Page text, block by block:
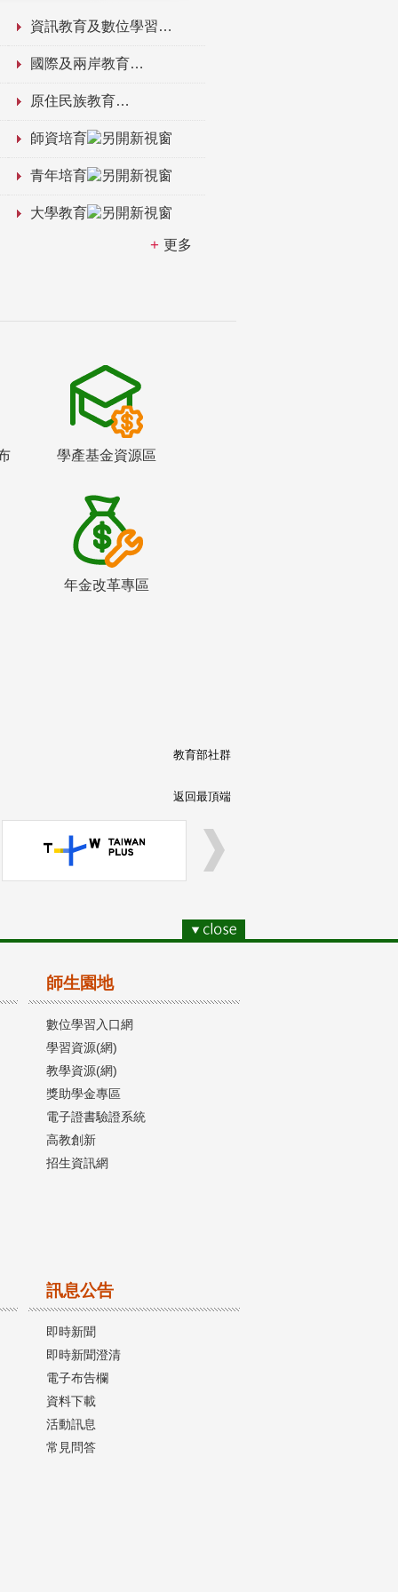
資訊教育及數位學習
國際及兩岸教育
原住民族教育
師資培育
青年培育
大學教育
更多
學產基金資源區
年金改革專區
教育部社群
返回最頂端
師生園地
數位學習入口網
學習資源(網)
教學資源(網)
獎助學金專區
電子證書驗證系統
高教創新
招生資訊網
訊息公告
即時新聞
即時新聞澄清
電子布告欄
資料下載
活動訊息
常見問答